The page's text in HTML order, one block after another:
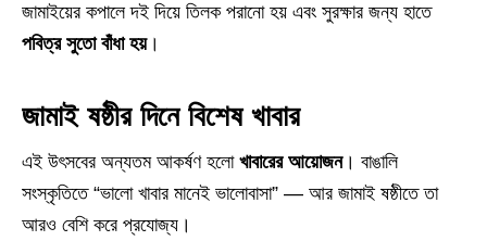
জামাইয়ের কপালে দই দিয়ে তিলক পরানো হয় এবং সুরক্ষার জন্য হাতে
পবিত্র সুতো বাঁধা হয়।
জামাই ষষ্ঠীর দিনে বিশেষ খাবার
এই উৎসবের অন্যতম আকর্ষণ হলো খাবারের আয়োজন। বাঙালি
সংস্কৃতিতে “ভালো খাবার মানেই ভালোবাসা” — আর জামাই ষষ্ঠীতে তা
আরও বেশি করে প্রযোজ্য।